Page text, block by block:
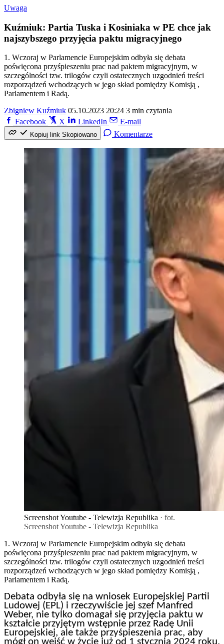
Uwaga
Kuźmiuk: Partia Tuska i Kosiniaka w PE chce jak
najszybszego przyjęcia paktu migracyjnego
1. Wczoraj w Parlamencie Europejskim odbyła się debata
poświęcona przyśpieszeniu prac nad paktem migracyjnym, w
szczególności tzw. trilogów czyli ostatecznych uzgodnień treści
rozporządzeń wchodzących w jego skład pomiędzy Komisją ,
Parlamentem i Radą.
Zbigniew Kuźmiuk 05.10.2023 20:24 3 min czytania
Facebook
X LinkedIn E-mail
Kopiuj link Skopiowano Komentarze
Screenshot Youtube - Telewizja Republika · fot.
Screenshot Youtube - Telewizja Republika
1. Wczoraj w Parlamencie Europejskim odbyła się debata
poświęcona przyśpieszeniu prac nad paktem migracyjnym, w
szczególności tzw. trilogów czyli ostatecznych uzgodnień treści
rozporządzeń wchodzących w jego skład pomiędzy Komisją ,
Parlamentem i Radą.
Debata odbyła się na wniosek Europejskiej Partii
Ludowej (EPL) i rzeczywiście jej szef Manfred
Weber, nie tylko domagał się przyjęcia paktu w
kształcie przyjętym wstępnie przez Radę Unii
Europejskiej, ale także przyśpieszenia prac, aby